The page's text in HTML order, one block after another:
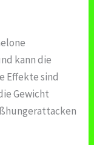
kann die
Effekte sind
Gewicht